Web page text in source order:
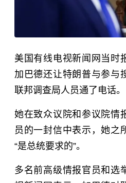
美国有线电视新闻网当时
加巴德还让特朗普与参与
联邦调查局人员通了电话。
她在致众议院和参议院情
员的一封信中表示，她之
“是总统要求的”。
多名前高级情报官员和选